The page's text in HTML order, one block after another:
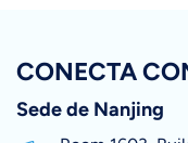
CONECTA
Sede de Nanjing